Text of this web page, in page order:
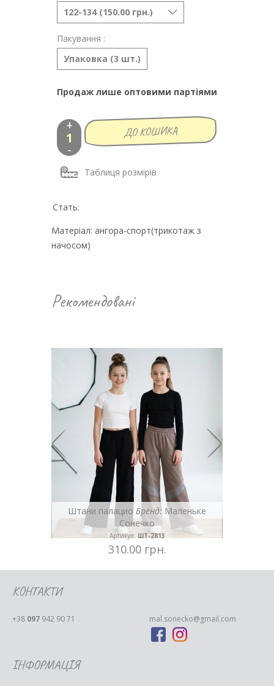
122-134 (150.00 грн.)
Пакування :
Упаковка (3 шт.)
Продаж лише оптовими партіями
-
+
Таблиця розмірів
Стать:
Матеріал: ангора-спорт(трикотаж з
начосом)
Рекомендовані
Штани палацио Бренд: Маленьке
Сонечко
Артикул: ШТ-2813
310.00 грн.
КОНТАКТИ
+38 097 942 90 71 mal.sonecko@gmail.com
ІНФОРМАЦІЯ